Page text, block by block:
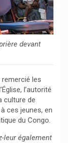
devant
remercié les
l’autorité
culture de
ces jeunes, en
du Congo.
leur également